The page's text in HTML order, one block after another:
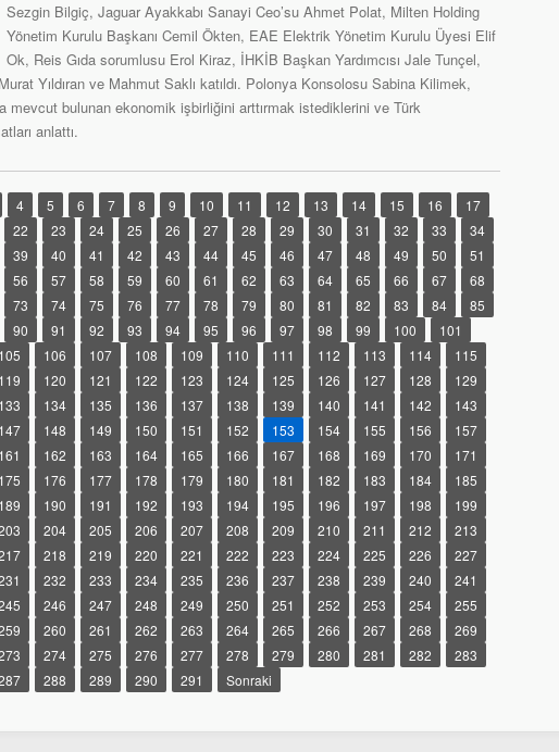
Sezgin Bilgiç, Jaguar Ayakkabı Sanayi Ceo’su Ahmet Polat, Milten Holding
Yönetim Kurulu Başkanı Cemil Ökten, EAE Elektrik Yönetim Kurulu Üyesi Elif
Ok, Reis Gıda sorumlusu Erol Kiraz, İHKİB Başkan Yardımcısı Jale Tunçel,
Yıldıran ve Mahmut Saklı katıldı. Polonya Konsolosu Sabina Kilimek,
mevcut bulunan ekonomik işbirliğini arttırmak istediklerini ve Türk
anlattı.
4 5 6 7 8 9 10 11 12 13 14 15 16
17
22 23 24 25 26 27 28 29 30 31 32 33
34
39 40 41 42 43 44 45 46 47 48 49 50
51
56 57 58 59 60 61 62 63 64 65 66 67
68
73 74 75 76 77 78 79 80 81 82 83 84
85
90 91 92 93 94 95 96 97 98 99 100
101
105 106 107 108 109 110 111 112 113 114
115
119 120 121 122 123 124 125 126 127 128
129
133 134 135 136 137 138 139 140 141 142
143
147 148 149 150 151 152 153 154 155 156
157
161 162 163 164 165 166 167 168 169 170
171
175 176 177 178 179 180 181 182 183 184
185
189 190 191 192 193 194 195 196 197 198
199
204 205 206 207 208 209 210 211 212
213
218 219 220 221 222 223 224 225 226
227
232 233 234 235 236 237 238 239 240
241
246 247 248 249 250 251 252 253 254
255
260 261 262 263 264 265 266 267 268
269
274 275 276 277 278 279 280 281 282
283
288 289 290 291 Sonraki